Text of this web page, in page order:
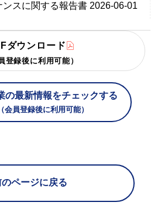
スに関する報告書 2026-06-01
ダウンロード
登録後に利用可能）
の最新情報をチェックする
（会員登録後に利用可能）
のページに戻る